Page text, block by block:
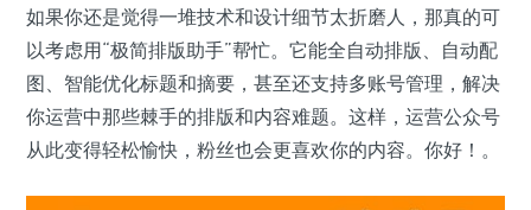
如果你还是觉得一堆技术和设计细节太折磨人，那真的可
以考虑用“极简排版助手”帮忙。它能全自动排版、自动配
图、智能优化标题和摘要，甚至还支持多账号管理，解决
你运营中那些棘手的排版和内容难题。这样，运营公众号
从此变得轻松愉快，粉丝也会更喜欢你的内容。你好！。